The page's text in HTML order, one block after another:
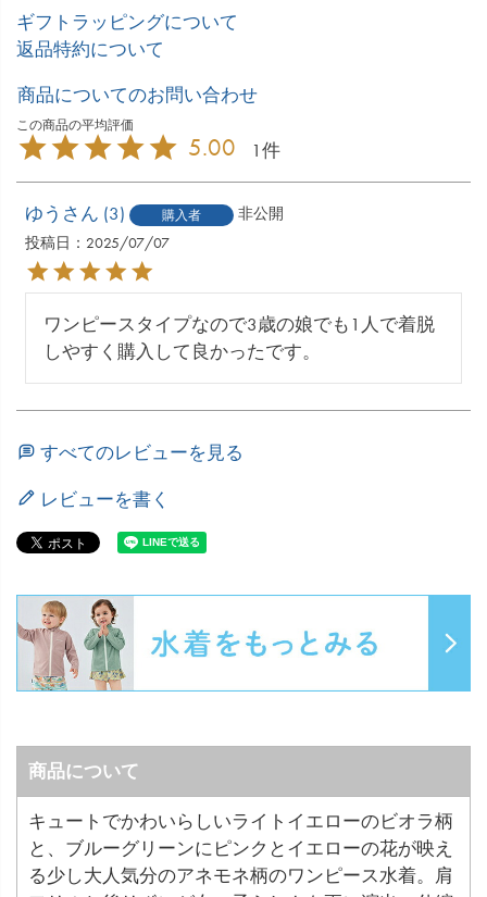
ギフトラッピングについて
返品特約について
商品についてのお問い合わせ
5.00 1
ゆう 3 購入者
非公開
投稿日
2025/07/07
ワンピースタイプなので3歳の娘でも1人で着脱
しやすく購入して良かったです。
すべてのレビューを見る
レビューを書く
商品について
キュートでかわいらしいライトイエローのビオラ柄
と、ブルーグリーンにピンクとイエローの花が映え
る少し大人気分のアネモネ柄のワンピース水着。肩